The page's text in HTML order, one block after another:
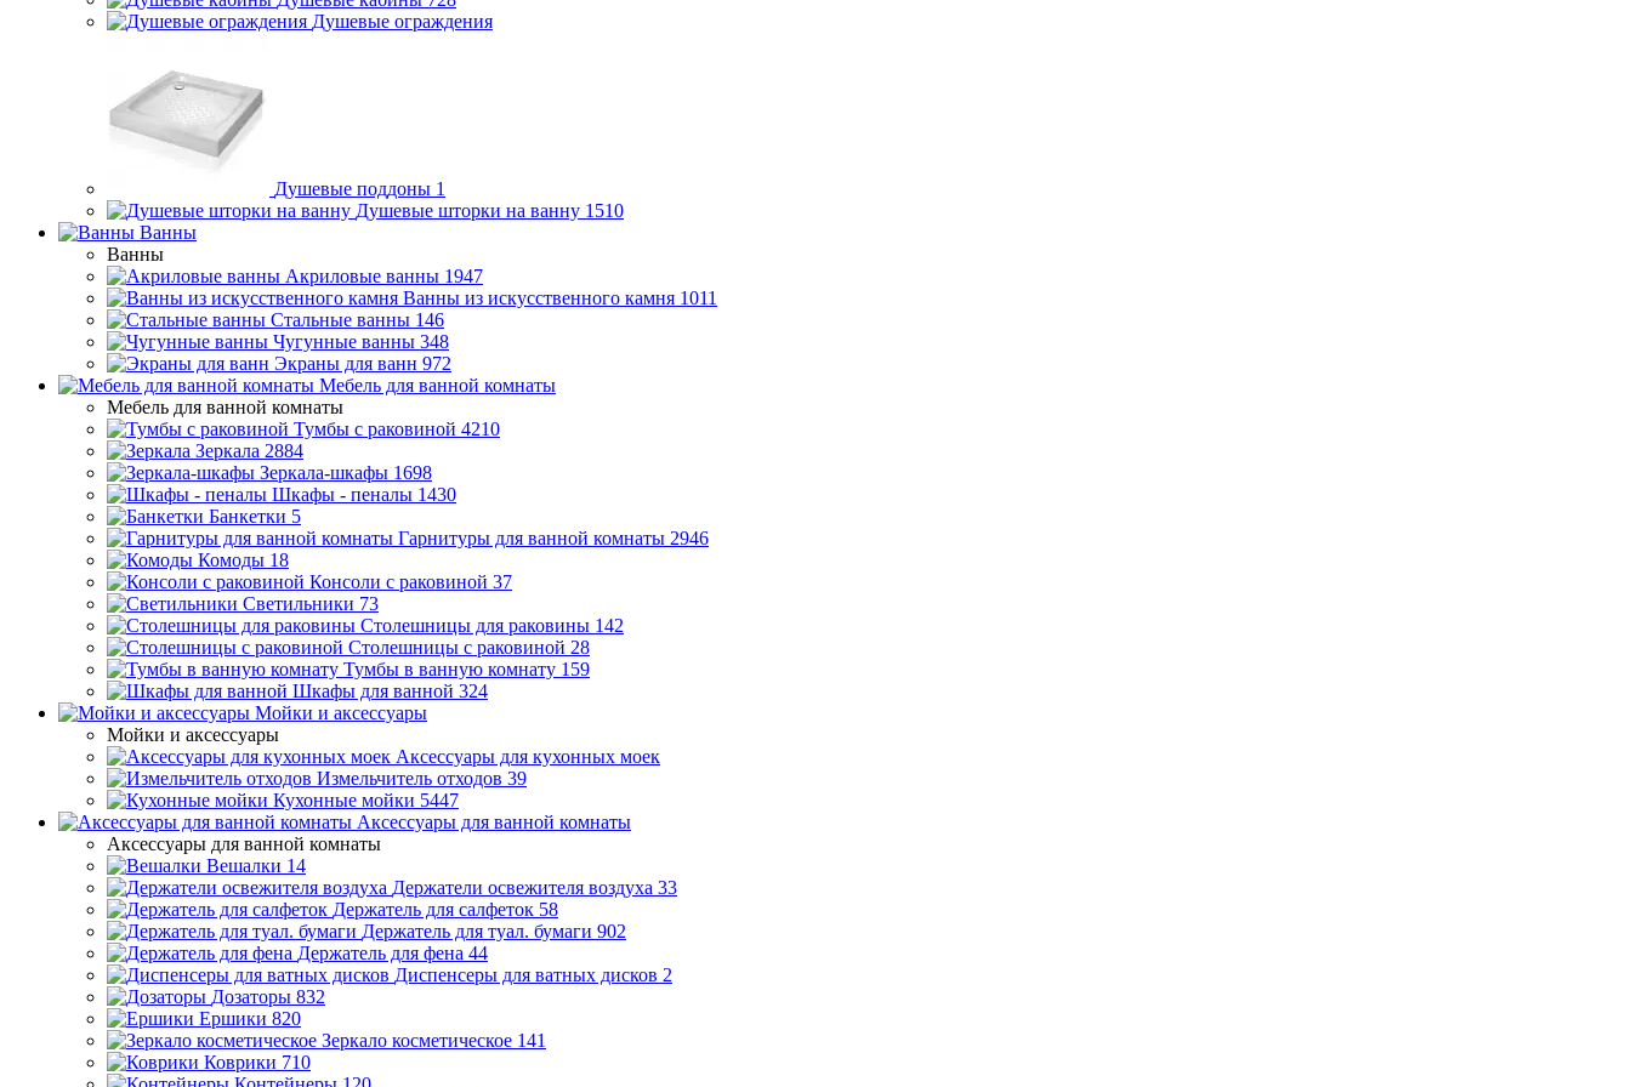
Душевые ограждения
Душевые поддоны 1
Душевые шторки на ванну 1510
Ванны
Ванны
Акриловые ванны 1947
Ванны из искусственного камня 1011
Стальные ванны 146
Чугунные ванны 348
Экраны для ванн 972
Мебель для ванной комнаты
Мебель для ванной комнаты
Тумбы с раковиной 4210
Зеркала 2884
Зеркала-шкафы 1698
Шкафы - пеналы 1430
Банкетки 5
Гарнитуры для ванной комнаты 2946
Комоды 18
Консоли с раковиной 37
Светильники 73
Столешницы для раковины 142
Столешницы с раковиной 28
Тумбы в ванную комнату 159
Шкафы для ванной 324
Мойки и аксессуары
Мойки и аксессуары
Аксессуары для кухонных моек
Измельчитель отходов 39
Кухонные мойки 5447
Аксессуары для ванной комнаты
Аксессуары для ванной комнаты
Вешалки 14
Держатели освежителя воздуха 33
Держатель для салфеток 58
Держатель для туал. бумаги 902
Держатель для фена 44
Диспенсеры для ватных дисков 2
Дозаторы 832
Ершики 820
Зеркало косметическое 141
Коврики 710